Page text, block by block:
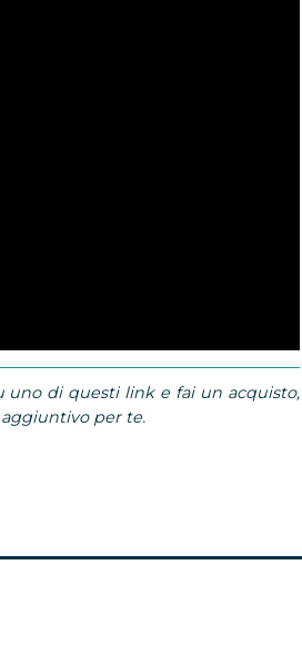
uno di questi link e fai un acquisto,
per te.